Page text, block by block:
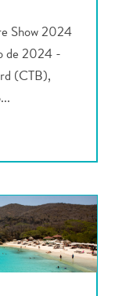
Show 2024
de 2024 -
(CTB),